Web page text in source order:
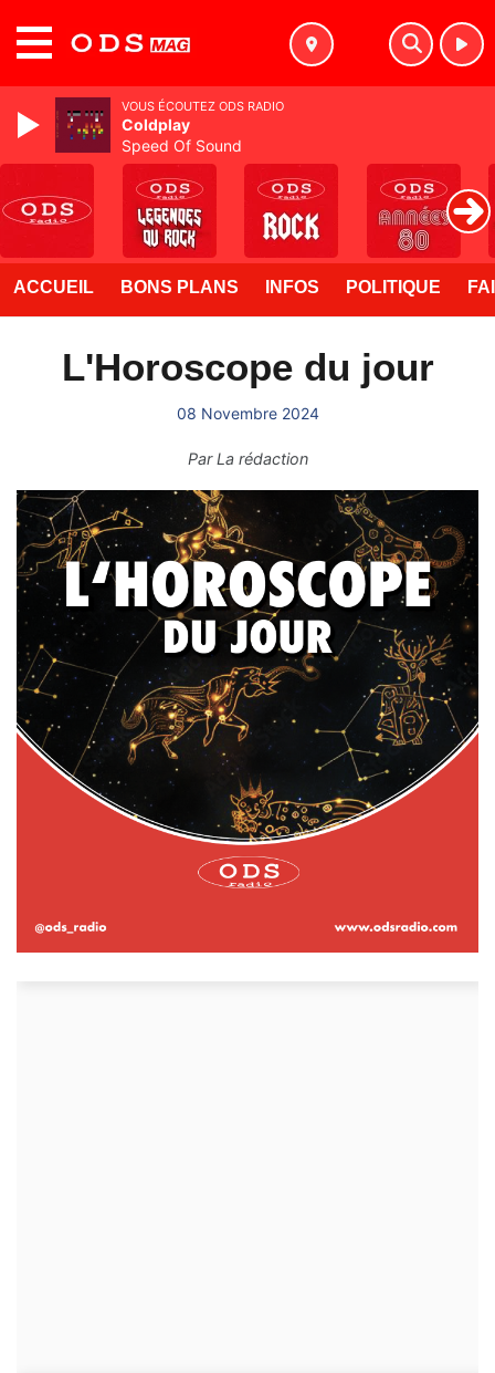
ACCUEIL BONS PLANS INFOS POLITIQUE
L'Horoscope du jour
08 Novembre 2024
ParLa rédaction
VOUS ÉCOUTEZ ODS RADIO
Coldplay
Speed Of Sound